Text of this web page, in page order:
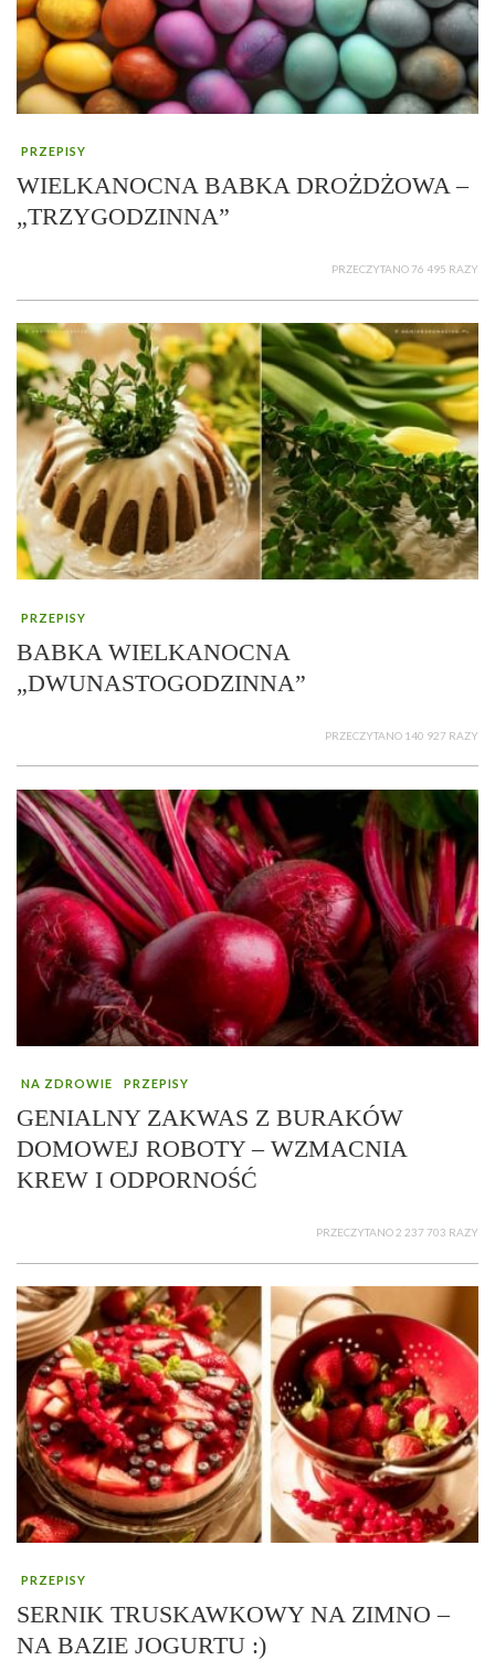
PRZEPISY
WIELKANOCNA BABKA DROŻDŻOWA –
„TRZYGODZINNA”
PRZECZYTANO 76 495 RAZY
PRZEPISY
BABKA WIELKANOCNA
„DWUNASTOGODZINNA”
PRZECZYTANO 140 927 RAZY
NA ZDROWIE PRZEPISY
GENIALNY ZAKWAS Z BURAKÓW
DOMOWEJ ROBOTY – WZMACNIA
KREW I ODPORNOŚĆ
PRZECZYTANO 2 237 703 RAZY
PRZEPISY
SERNIK TRUSKAWKOWY NA ZIMNO –
NA BAZIE JOGURTU :)